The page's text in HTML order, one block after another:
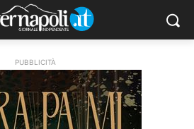
PUBBLICITÀ